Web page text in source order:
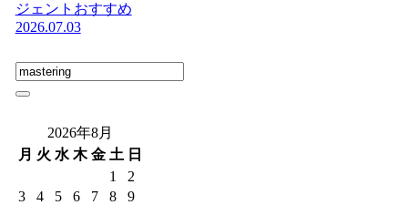
ジェントおすすめ
2026.07.03
2026年8月
月 火 水 木 金 土 日
1
2
3
4 5 6 7 8
9